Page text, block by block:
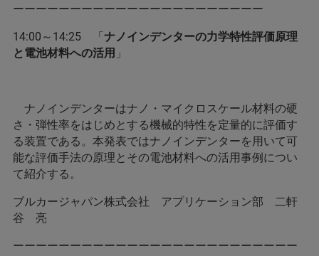
ーーーーーーーーーーーーーーーーーーーーーー
14:00～14:25 「ナノインデンターの力学特性評価原理
と電池材料への活用 」
ナノインデンターはナノ・マイクロスケール材料の硬
さ・弾性率をはじめとする機械的特性を定量的に評価す
る装置である。本発表ではナノインデンターを用いて可
能な評価手法の原理とその電池材料への活用事例につい
て紹介する。
ブルカージャパン株式会社 アプリケーション部 二軒
谷 亮
ーーーーーーーーーーーーーーーーーーーーーーーーー